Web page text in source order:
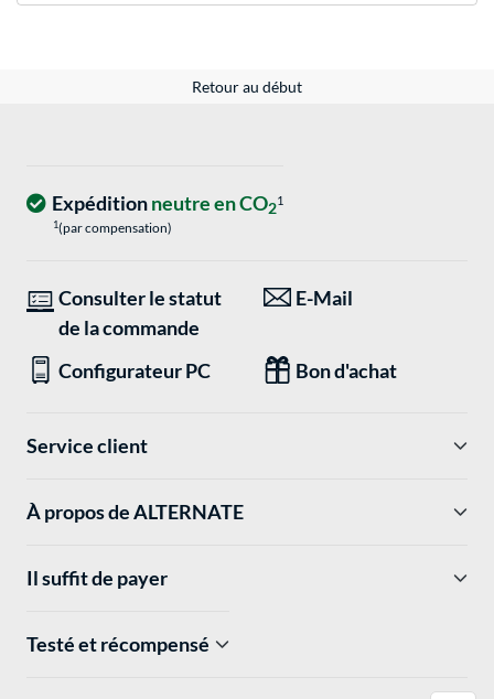
Retour au début
Expéditionneutre en CO21
1(par compensation)
Consulter le statut
de la commande
E-Mail
Configurateur PC Bon d'achat
Service client
À propos de ALTERNATE
Il suffit de payer
Testé et récompensé